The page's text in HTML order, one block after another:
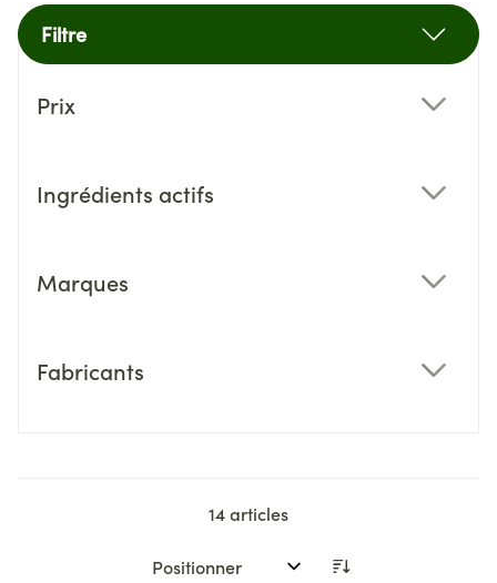
Filtre
Prix
Ingrédients actifs
Marques
Fabricants
14articles
Trier par: